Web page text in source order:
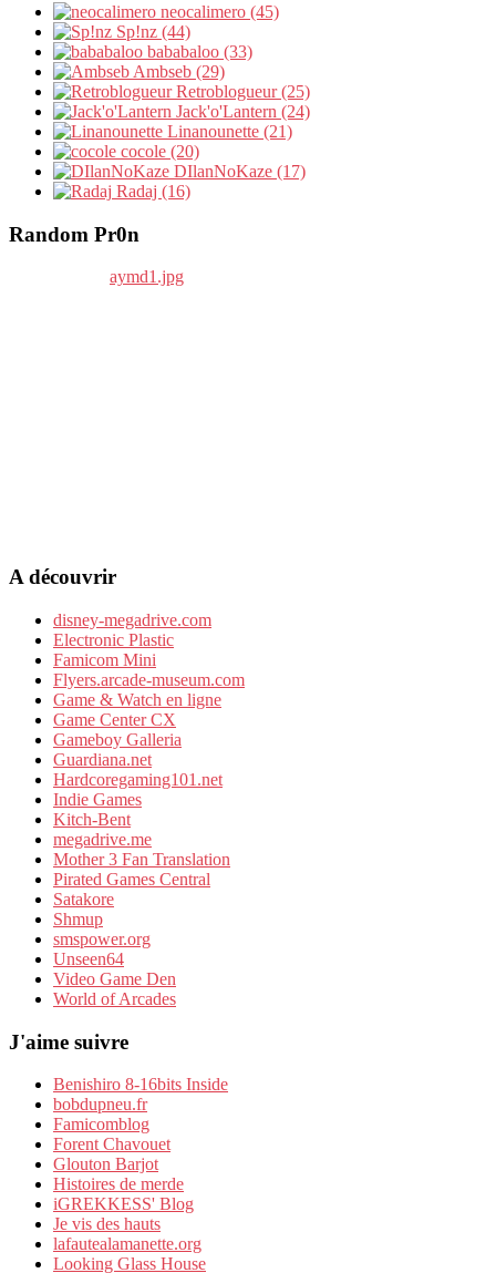
neocalimero (45)
Sp!nz (44)
bababaloo (33)
Ambseb (29)
Retroblogueur (25)
Jack'o'Lantern (24)
Linanounette (21)
cocole (20)
DIlanNoKaze (17)
Radaj (16)
Random Pr0n
A découvrir
disney-megadrive.com
Electronic Plastic
Famicom Mini
Flyers.arcade-museum.com
Game & Watch en ligne
Game Center CX
Gameboy Galleria
Guardiana.net
Hardcoregaming101.net
Indie Games
Kitch-Bent
megadrive.me
Mother 3 Fan Translation
Pirated Games Central
Satakore
Shmup
smspower.org
Unseen64
Video Game Den
World of Arcades
J'aime suivre
Benishiro 8-16bits Inside
bobdupneu.fr
Famicomblog
Forent Chavouet
Glouton Barjot
Histoires de merde
iGREKKESS' Blog
Je vis des hauts
lafautealamanette.org
Looking Glass House